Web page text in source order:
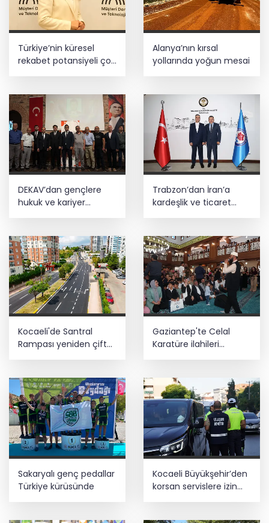
Türkiye’nin küresel
rekabet potansiyeli çok
Alanya’nın kırsal
yollarında yoğun mesai
DEKAV’dan gençlere
hukuk ve kariyer
Trabzon’dan İran’a
kardeşlik ve ticaret
Kocaeli'de Santral
Rampası yeniden çift
yönlü trafiğe açıldı
Gaziantep'te Celal
Karatüre ilahileri
çocuklarla söyledi
Sakaryalı genç pedallar
Türkiye kürüsünde
Kocaeli Büyükşehir’den
korsan servislere izin